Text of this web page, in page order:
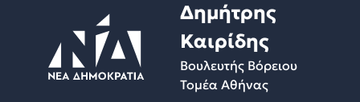
Δημήτρης
Καιρίδης
Βουλευτής Βόρειου
Τομέα Αθήνας